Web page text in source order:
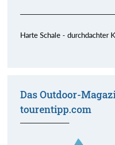
Harte Schale - durchdachter
Das Outdoor-
tourentipp.com